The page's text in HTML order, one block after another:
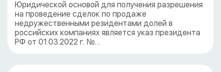
Юридической основой для получения разрешения
на проведение сделок по продаже
недружественными резидентами долей в
российских компаниях является указ президента
РФ от 01.03.2022 г. №…